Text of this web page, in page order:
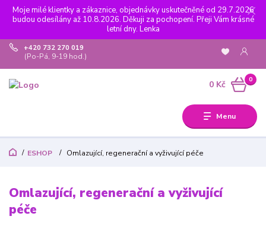
Moje milé klientky a zákaznice, objednávky uskutečněné od 29.7.2026
budou odesílány až 10.8.2026. Děkuji za pochopení. Přeji Vám krásné
letní dny. Lenka
Menu
+420 732 270 019
(Po-Pá, 9-19 hod.)
0
0 Kč
ESHOP Omlazující, regenerační a vyživující péče
Omlazující, regenerační a vyživující
péče